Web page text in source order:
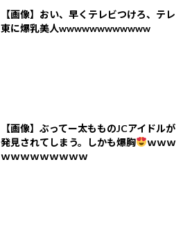
【画像】おい、早くテレビつけろ、テレ
東に爆乳美人wwwwwwwwwwww
【画像】ぶってー太もものJCアイドルが
発見されてしまう。しかも爆胸
ｗｗｗ
ｗｗｗｗｗｗｗｗｗ